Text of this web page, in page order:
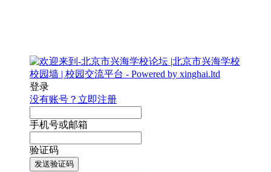
登录
没有账号？立即注册
手机号或邮箱
验证码
发送验证码